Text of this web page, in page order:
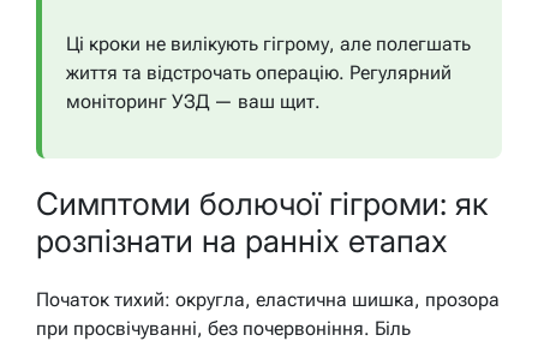
Ці кроки не вилікують гігрому, але полегшать
життя та відстрочать операцію. Регулярний
моніторинг УЗД — ваш щит.
Симптоми болючої гігроми: як
розпізнати на ранніх етапах
Початок тихий: округла, еластична шишка, прозора
при просвічуванні, без почервоніння. Біль